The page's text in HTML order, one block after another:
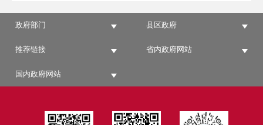
政府部门 县区政府
推荐链接 省内政府网站
国内政府网站